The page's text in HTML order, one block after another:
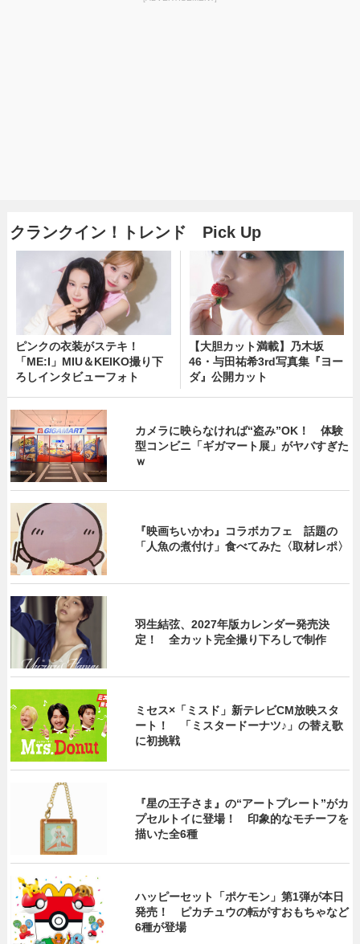
クランクイン！トレンド Pick Up
ピンクの衣装がステキ！
「ME:I」MIU＆KEIKO撮り下
ろしインタビューフォト
【大胆カット満載】乃木坂
46・与田祐希3rd写真集『ヨー
ダ』公開カット
カメラに映らなければ“盗み”OK！ 体験
型コンビニ「ギガマート展」がヤバすぎた
ｗ
『映画ちいかわ』コラボカフェ 話題の
「人魚の煮付け」食べてみた〈取材レポ〉
羽生結弦、2027年版カレンダー発売決
定！ 全カット完全撮り下ろしで制作
ミセス×「ミスド」新テレビCM放映スタ
ート！ 「ミスタードーナツ♪」の替え歌
に初挑戦
『星の王子さま』の“アートプレート”がカ
プセルトイに登場！ 印象的なモチーフを
描いた全6種
ハッピーセット「ポケモン」第1弾が本日
発売！ ピカチュウの転がすおもちゃなど
6種が登場